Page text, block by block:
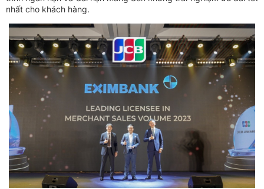
nhất cho khách hàng.